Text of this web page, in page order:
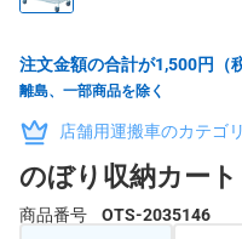
注文金額の合計が1,500円（
離島、一部商品を除く
店舗用運搬車のカテゴ
のぼり収納カー
商品番号 OTS-2035146